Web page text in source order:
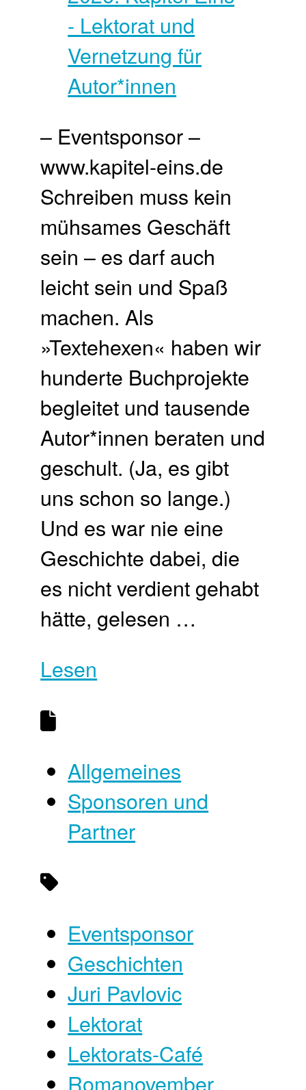
– Eventsponsor –
www.kapitel-eins.de
Schreiben muss kein
mühsames Geschäft
sein – es darf auch
leicht sein und Spaß
machen. Als
»Textehexen« haben wir
hunderte Buchprojekte
begleitet und tausende
Autor*innen beraten und
geschult. (Ja, es gibt
uns schon so lange.)
Und es war nie eine
Geschichte dabei, die
es nicht verdient gehabt
hätte, gelesen …
Lesen
Allgemeines
Sponsoren und
Partner
Eventsponsor
Geschichten
Juri Pavlovic
Lektorat
Lektorats-Café
Romanovember